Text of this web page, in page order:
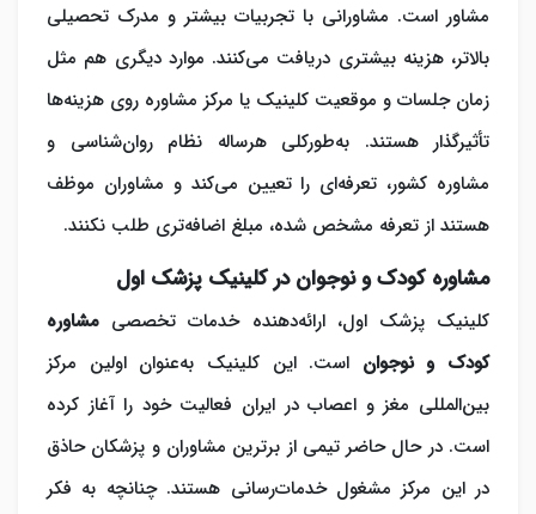
مشاور است. مشاورانی با تجربیات بیشتر و مدرک تحصیلی
بالاتر، هزینه بیشتری دریافت می‌کنند. موارد دیگری هم مثل
زمان جلسات و موقعیت کلینیک یا مرکز مشاوره روی هزینه‌ها
تأثیرگذار هستند. به‌طورکلی هرساله نظام روان‌شناسی و
مشاوره کشور، تعرفه‌ای را تعیین می‌کند و مشاوران موظف
هستند از تعرفه مشخص شده، مبلغ اضافه‌تری طلب نکنند.
مشاوره کودک و نوجوان در کلینیک پزشک اول
کلینیک پزشک اول، ارائه‌دهنده خدمات تخصصی مشاوره
کودک و نوجوان است. این کلینیک به‌عنوان اولین مرکز
بین‌المللی مغز و اعصاب در ایران فعالیت خود را آغاز کرده
است. در حال حاضر تیمی از برترین مشاوران و پزشکان حاذق
در این مرکز مشغول خدمات‌رسانی هستند. چنانچه به فکر